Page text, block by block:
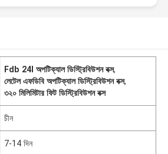
Fdb 24l অপটিক্যাল ডিস্ট্রিবিউশন বক্স,
লেটেল এফডিবি অপটিক্যাল ডিস্ট্রিবিউশন বক্স,
৩২০ মিলিমিটার ফিট ডিস্ট্রিবিউশন বক্স
চীন
7-14 দিন